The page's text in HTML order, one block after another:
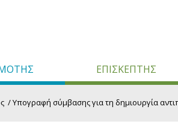
ΕΠΙΣΚΕΠΤΗΣ
/Υπογραφή σύμβασης για τη δημιουργία